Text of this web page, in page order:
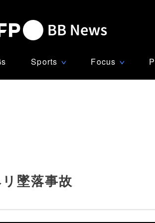
Sports ∨ Focus ∨
墜落事故